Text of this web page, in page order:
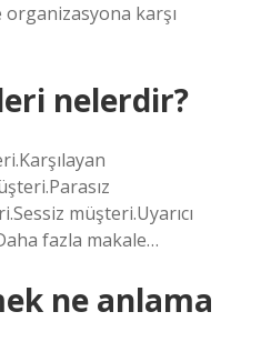
karşı
nelerdir?
müşteri.Uyarıcı
fazla makale…
ne anlama